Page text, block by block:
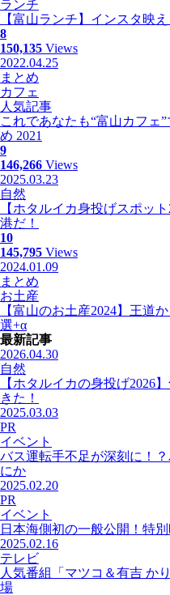
ランチ
【富山ランチ】インスタ映
8
150,135 Views
2022.04.25
まとめ
カフェ
人気記事
これであなたも“富山カフェ
め 2021
9
146,266 Views
2025.03.23
自然
【ホタルイカ身投げスポッ
港だ！
10
145,795 Views
2024.01.09
まとめ
お土産
【富山のお土産2024】王道
選+α
最新記事
2026.04.30
自然
【ホタルイカの身投げ2026
きた！
2025.03.03
PR
イベント
バス運転手不足が深刻に！
にか
2025.02.20
PR
イベント
日本海側初の一般公開！特
2025.02.16
テレビ
人気番組「マツコ＆有吉 か
場